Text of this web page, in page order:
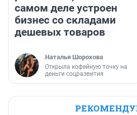
самом деле устроен
бизнес со складами
дешевых товаров
Наталья Шорохова
Открыла кофейную точку на
деньги соцразвития